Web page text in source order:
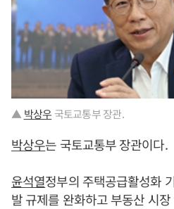
▲ 박상우 국토교통부 장관.
박상우는 국토교통부 장관이다.
윤석열정부의 주택공급활성화
발 규제를 완화하고 부동산 시